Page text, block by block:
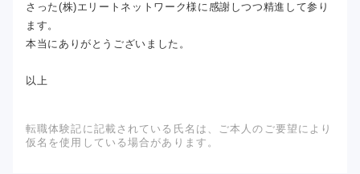
さった(株)エリートネットワーク様に感謝しつつ精進して参り
ます。
本当にありがとうございました。
以上
転職体験記に記載されている氏名は、ご本人のご要望により
仮名を使用している場合があります。